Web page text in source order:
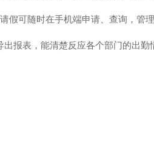
假可随时在手机端申请、查询，管
出报表，能清楚反应各个部门的出